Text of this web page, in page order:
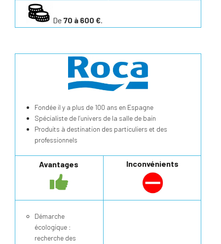
De 70 à 600 €.
Fondée il y a plus de 100 ans en Espagne
Spécialiste de l’univers de la salle de bain
Produits à destination des particuliers et des
professionnels
Avantages Inconvénients
Démarche
écologique :
recherche des